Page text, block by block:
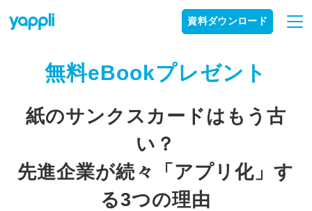
資料ダウンロード
無料eBookプレゼント
紙のサンクスカードはもう古
い？
先進企業が続々「アプリ化」す
る3つの理由